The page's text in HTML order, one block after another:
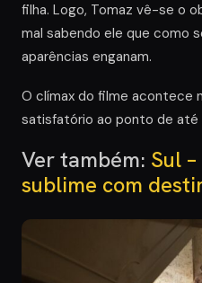
filha. Logo, Tomaz vê-se o
mal sabendo ele que como
aparências enganam.
O clímax do filme acontece
satisfatório ao ponto de até
Ver também: Sul
sublime com